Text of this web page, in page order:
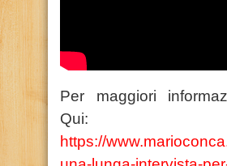
Per maggiori
Qui:
https://